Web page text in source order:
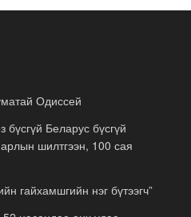
Одиссей
Беларус бүсгүй
шилтгээн, 100 сая
гайхамшгийн нэг бүтээгч”